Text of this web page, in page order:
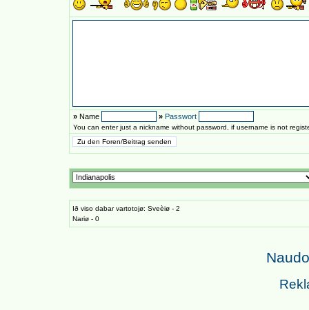
» Name » Passwort
You can enter just a nickname without password, if username is not
Ið viso dabar vartotojø: Sveèiø - 2
Nariø - 0